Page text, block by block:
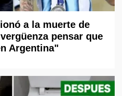
a la muerte de
pensar que
Argentina"